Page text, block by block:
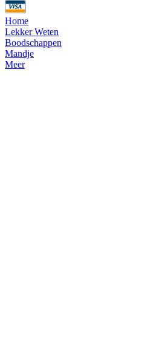
Home
Lekker Weten
Boodschappen
Mandje
Meer